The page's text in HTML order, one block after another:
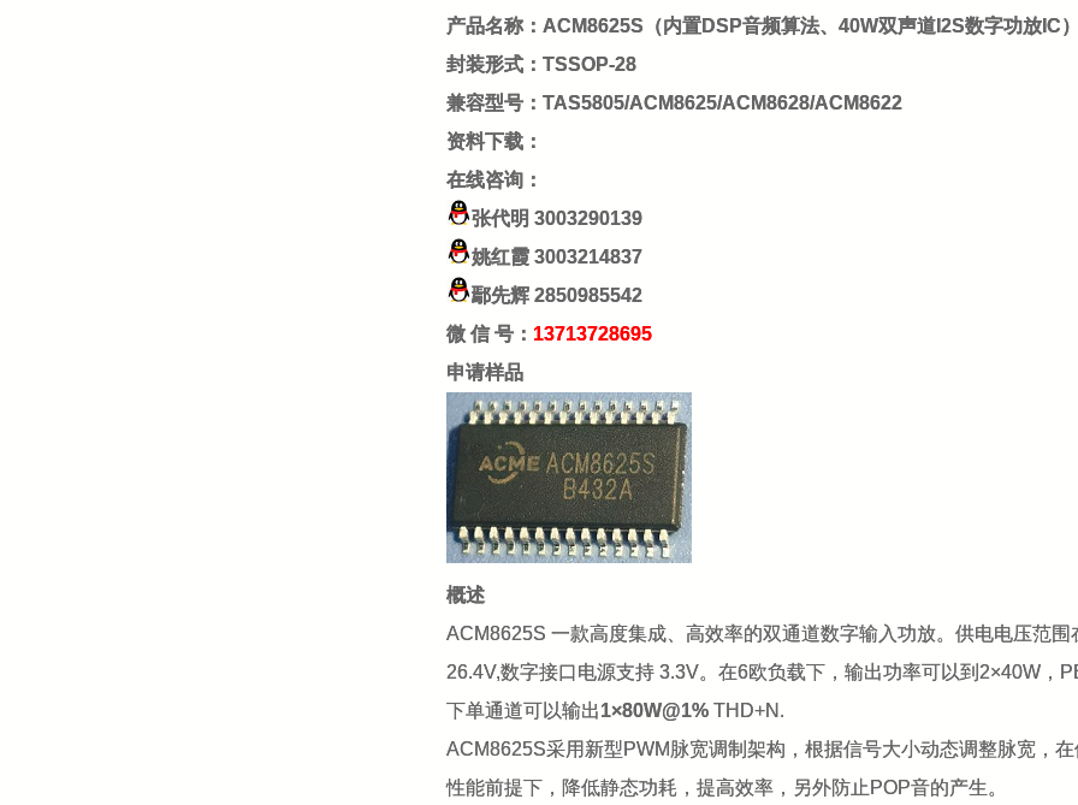
产品名称：ACM8625S（内置DSP音频算法、40W双声道I2S数字功放IC）
封装形式：TSSOP-28
兼容型号：TAS5805/ACM8625/ACM8628/ACM8622
资料下载：
在线咨询：
张代明3003290139
姚红霞3003214837
鄢先辉2850985542
微 信 号： 13713728695
申请样品
概述
ACM8625S 一款高度集成、高效率的双通道数字输入功放。供电电压范围
26.4V,数字接口电源支持 3.3V。在6欧负载下，输出功率可以到2×40W，
下单通道可以输出1×80W@1% THD+N.
ACM8625S采用新型PWM脉宽调制架构，根据信号大小动态调整脉宽，
性能前提下，降低静态功耗，提高效率，另外防止POP音的产生。